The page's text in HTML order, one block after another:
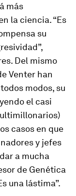
más
la ciencia. “Es
su
Del mismo
Venter han
modos, su
el casi
casos en que
y jefes
a mucha
de Genética
una lástima”.